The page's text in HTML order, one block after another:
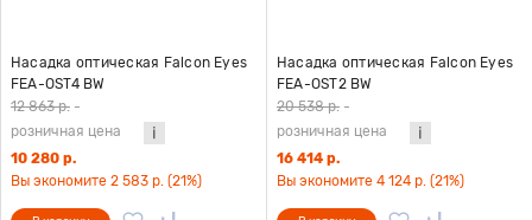
Насадка оптическая Falcon Eyes
FEA-OST4 BW
12 863 р. -
розничная цена
10 280 р.
Вы экономите 2 583 р. (21%)
Насадка оптическая Falcon Eyes
FEA-OST2 BW
20 538 р. -
розничная цена
16 414 р.
Вы экономите 4 124 р. (21%)